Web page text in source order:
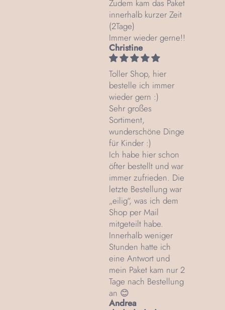
Zudem kam das Paket
innerhalb kurzer Zeit
(2Tage)
Immer wieder gerne!!
Christine
Toller Shop, hier
bestelle ich immer
wieder gern :)
Sehr großes
Sortiment,
wunderschöne Dinge
für Kinder :)
Ich habe hier schon
öfter bestellt und war
immer zufrieden. Die
letzte Bestellung war
„eilig“, was ich dem
Shop per Mail
mitgeteilt habe.
Innerhalb weniger
Stunden hatte ich
eine Antwort und
mein Paket kam nur 2
Tage nach Bestellung
an 😊
Andrea